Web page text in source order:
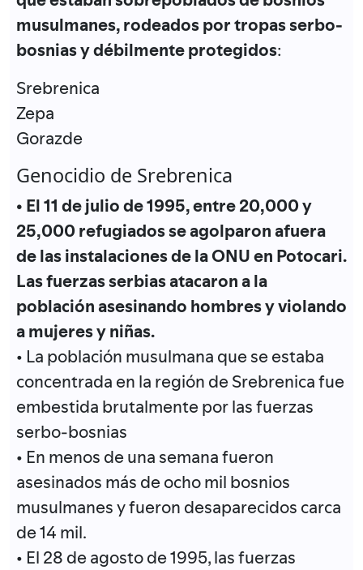
musulmanes, rodeados por tropas serbo-
bosnias y débilmente protegidos:
Srebrenica
Zepa
Gorazde
Genocidio de Srebrenica
• El 11 de julio de 1995, entre 20,000 y
25,000 refugiados se agolparon afuera
de las instalaciones de la ONU en Potocari.
Las fuerzas serbias atacaron a la
población asesinando hombres y violando
a mujeres y niñas.
• La población musulmana que se estaba
concentrada en la región de Srebrenica fue
embestida brutalmente por las fuerzas
serbo-bosnias
• En menos de una semana fueron
asesinados más de ocho mil bosnios
musulmanes y fueron desaparecidos carca
de 14 mil.
• El 28 de agosto de 1995, las fuerzas